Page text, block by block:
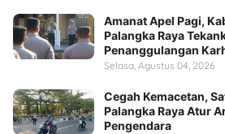
Amanat Apel Pagi,
Palangka Raya
Penanggulangan
Selasa, Agustus 04, 2026
Cegah Kemacetan,
Palangka Raya Atur
Pengendara